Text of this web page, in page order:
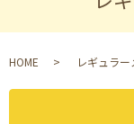
HOME レギュラ